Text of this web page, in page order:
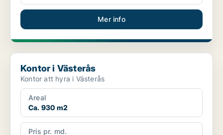
Mer info
Kontor i Västerås
Kontor i Västerås
Kontor att hyra i Västerås
Areal
Ca. 930 m2
Pris pr. md.